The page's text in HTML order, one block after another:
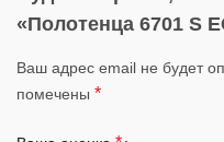
«Полотенца 6701 S
Ваш адрес email не будет
помечены *